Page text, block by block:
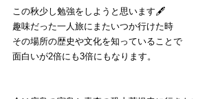
この秋少し勉強をしようと思います🖋️
趣味だった一人旅にまたいつか行けた時
その場所の歴史や文化を知っていることで
面白いが2倍にも3倍にもなります。